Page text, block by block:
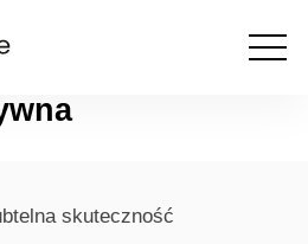
skuteczność